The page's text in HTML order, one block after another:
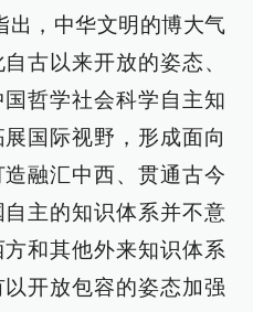
出，中华文明的博大气
古以来开放的姿态、
哲学社会科学自主知
国际视野，形成面向
融汇中西、贯通古今
主的知识体系并不意
和其他外来知识体系
开放包容的姿态加强